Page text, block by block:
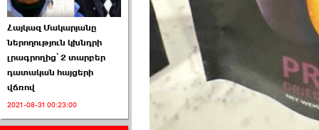
ՏԵՍԱՆՅՈՒԹ․ Ի՞նչ
իրավիճակ է այս ›››
Հայկազ Մակարյանը
ներողություն կխնդրի
լրագրողից՝ 2 տարբեր
դատական հայցերի
վճռով
2021-08-31 00:23:00